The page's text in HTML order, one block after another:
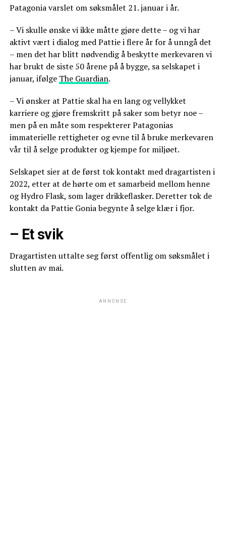
Patagonia varslet om søksmålet 21. januar i år.
– Vi skulle ønske vi ikke måtte gjøre dette – og vi har
aktivt vært i dialog med Pattie i flere år for å unngå det
– men det har blitt nødvendig å beskytte merkevaren vi
har brukt de siste 50 årene på å bygge, sa selskapet i
januar, ifølge The Guardian.
– Vi ønsker at Pattie skal ha en lang og vellykket
karriere og gjøre fremskritt på saker som betyr noe –
men på en måte som respekterer Patagonias
immaterielle rettigheter og evne til å bruke merkevaren
vår til å selge produkter og kjempe for miljøet.
Selskapet sier at de først tok kontakt med dragartisten i
2022, etter at de hørte om et samarbeid mellom henne
og Hydro Flask, som lager drikkeflasker. Deretter tok de
kontakt da Pattie Gonia begynte å selge klær i fjor.
– Et svik
Dragartisten uttalte seg først offentlig om søksmålet i
slutten av mai.
ANNONSE